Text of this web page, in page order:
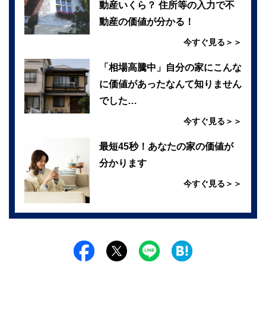
動産いくら？ 住所等の入力で不
動産の価値が分かる！
今すぐ見る＞＞
「相場高騰中」自分の家にこんな
に価値があったなんて知りません
でした…
今すぐ見る＞＞
最短45秒！あなたの家の価値が
分かります
今すぐ見る＞＞